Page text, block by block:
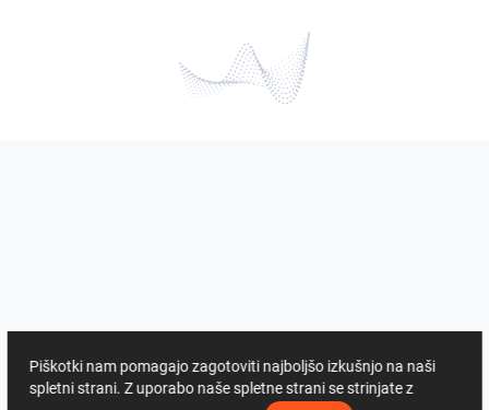
Piškotki nam pomagajo zagotoviti najboljšo izkušnjo na naši
spletni strani. Z uporabo naše spletne strani se strinjate z